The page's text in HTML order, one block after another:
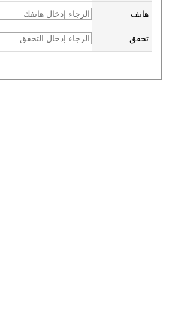
هاتف
تحقق